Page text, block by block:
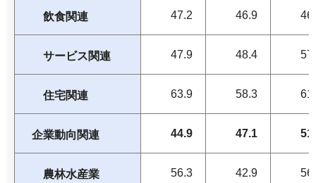
飲食関連 47.2 46.9
サービス関連 47.9 48.4
住宅関連 63.9 58.3
企業動向関連 44.9 47.1
農林水産業 56.3 42.9